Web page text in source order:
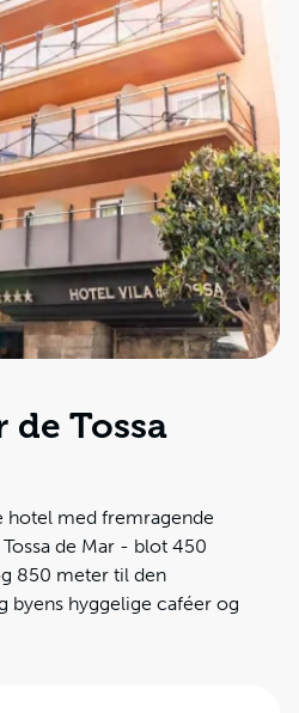
Rejse
de Tossa
med fremragende
de Mar - blot 450
850 meter til den
byens hyggelige caféer og